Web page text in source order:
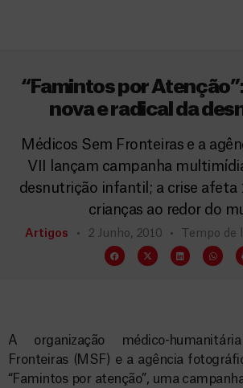
r
“Famintos por
nova e radical da
Médicos Sem Fronteiras e a
VII lançam campanha
desnutrição infantil; a crise afeta
crianças ao redor do
Artigos 2 Junho, 2010 Tempo
A organização médico-
Fronteiras (MSF) e a agência
“Famintos por atenção”, uma
c
a